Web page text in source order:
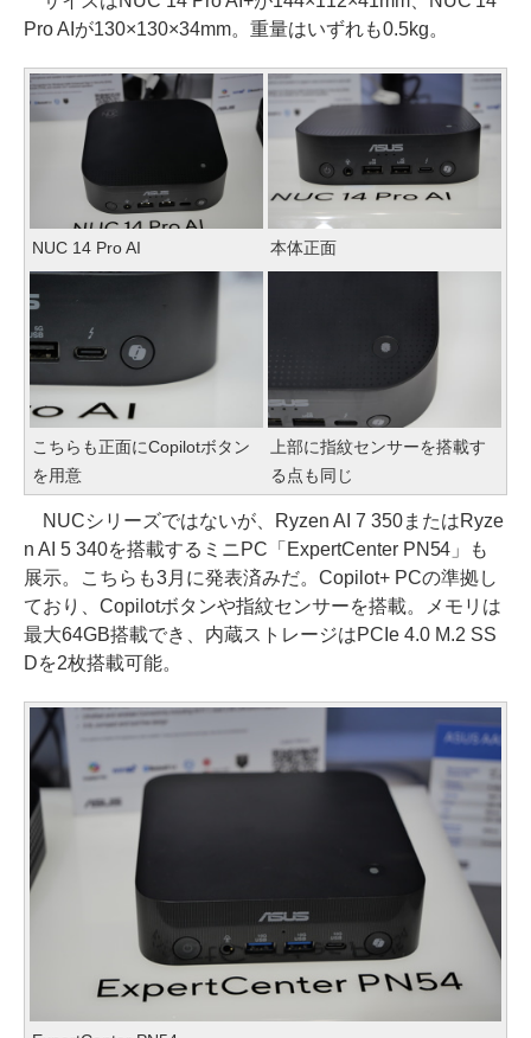
Pro AIが130×130×34mm。重量はいずれも0.5kg。
NUC 14 Pro AI 本体正面
こちらも正面にCopilotボタン
を用意
上部に指紋センサーを搭載す
る点も同じ
NUCシリーズではないが、Ryzen AI 7 350またはRyze
n AI 5 340を搭載するミニPC「ExpertCenter PN54」も
展示。こちらも3月に発表済みだ。Copilot+ PCの準拠し
ており、Copilotボタンや指紋センサーを搭載。メモリは
最大64GB搭載でき、内蔵ストレージはPCIe 4.0 M.2 SS
Dを2枚搭載可能。